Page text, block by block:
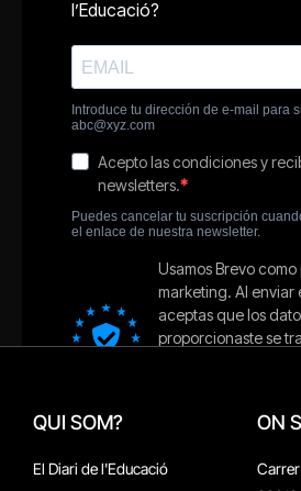
QUI SOM?
El Diari de l'Educació
ON